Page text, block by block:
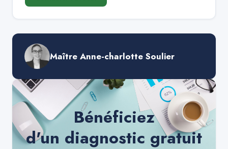
Maître Anne-charlotte Soulier
Bénéficiez
d'un diagnostic gratuit